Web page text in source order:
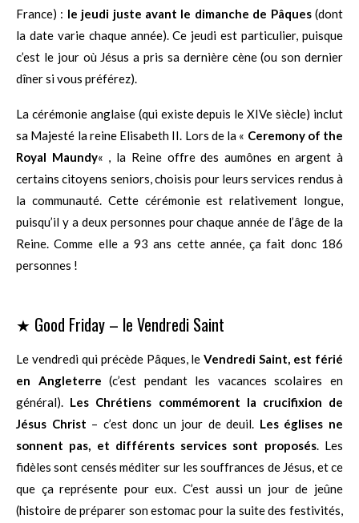
France) : le jeudi juste avant le dimanche de Pâques(dont
la date varie chaque année). Ce jeudi est particulier, puisque
c’est le jour où Jésus a pris sa dernière cène (ou son dernier
dîner si vous préférez).
La cérémonie anglaise (qui existe depuis le XIVe siècle) inclut
sa Majesté la reine Elisabeth II. Lors de la « Ceremony of the
Royal Maundy« , la Reine offre des aumônes en argent à
certains citoyens seniors, choisis pour leurs services rendus à
la communauté. Cette cérémonie est relativement longue,
puisqu’il y a deux personnes pour chaque année de l’âge de la
Reine. Comme elle a 93 ans cette année, ça fait donc 186
personnes !
★ Good Friday – le Vendredi Saint
Le vendredi qui précède Pâques, leVendredi Saint, est férié
en Angleterre (c’est pendant les vacances scolaires en
général). Les Chrétiens commémorent la crucifixion de
Jésus Christ – c’est donc un jour de deuil. Les églises ne
sonnent pas, et différents services sont proposés. Les
fidèles sont censés méditer sur les souffrances de Jésus, et ce
que ça représente pour eux. C’est aussi un jour de jeûne
(histoire de préparer son estomac pour la suite des festivités,